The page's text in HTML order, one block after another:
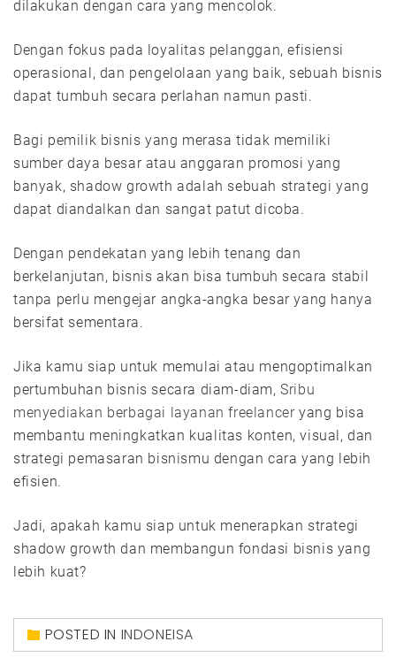
dilakukan dengan cara yang mencolok.
Dengan fokus pada loyalitas pelanggan, efisiensi
operasional, dan pengelolaan yang baik, sebuah bisnis
dapat tumbuh secara perlahan namun pasti.
Bagi pemilik bisnis yang merasa tidak memiliki
sumber daya besar atau anggaran promosi yang
banyak, shadow growth adalah sebuah strategi yang
dapat diandalkan dan sangat patut dicoba.
Dengan pendekatan yang lebih tenang dan
berkelanjutan, bisnis akan bisa tumbuh secara stabil
tanpa perlu mengejar angka-angka besar yang hanya
bersifat sementara.
Jika kamu siap untuk memulai atau mengoptimalkan
pertumbuhan bisnis secara diam-diam,Sribu
menyediakan berbagai layanan freelanceryang bisa
membantu meningkatkan kualitas konten, visual, dan
strategi pemasaran bisnismu dengan cara yang lebih
efisien.
Jadi, apakah kamu siap untuk menerapkan strategi
shadow growth dan membangun fondasi bisnis yang
lebih kuat?
POSTED IN INDONEISA